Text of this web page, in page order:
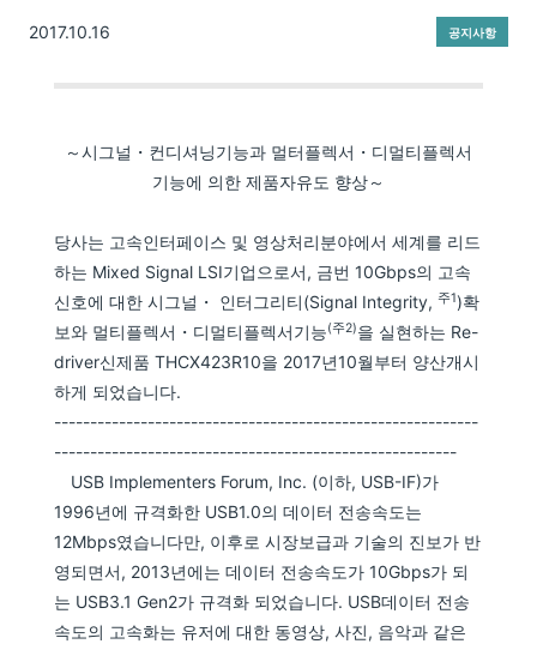
2017.10.16 공지사항
～시그널・컨디셔닝기능과 멀터플렉서・디멀티플렉서
기능에 의한 제품자유도 향상～
당사는 고속인터페이스 및 영상처리분야에서 세계를 리드
하는 Mixed Signal LSI기업으로서, 금번 10Gbps의 고속
신호에 대한 시그널・ 인터그리티(Signal Integrity,주1)확
보와 멀티플렉서・디멀티플렉서기능(주2)을 실현하는 Re-
driver신제품 THCX423R10을 2017년10월부터 양산개시
하게 되었습니다.
-----------------------------------------------------------
--------------------------------------------------------
USB Implementers Forum, Inc. (이하, USB-IF)가
1996년에 규격화한 USB1.0의 데이터 전송속도는
12Mbps였습니다만, 이후로 시장보급과 기술의 진보가 반
영되면서, 2013년에는 데이터 전송속도가 10Gbps가 되
는 USB3.1 Gen2가 규격화 되었습니다. USB데이터 전송
속도의 고속화는 유저에 대한 동영상, 사진, 음악과 같은